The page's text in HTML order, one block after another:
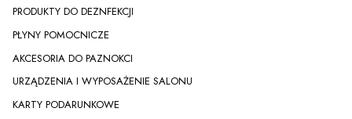
PRODUKTY DO DEZNFEKCJI
PŁYNY POMOCNICZE
AKCESORIA DO PAZNOKCI
URZĄDZENIA I WYPOSAŻENIE SALONU
KARTY PODARUNKOWE